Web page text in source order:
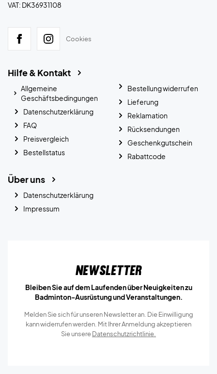
VAT: DK36931108
Cookies
Hilfe & Kontakt
Allgemeine
Geschäftsbedingungen
Datenschutzerklärung
FAQ
Preisvergleich
Bestellstatus
Bestellung widerrufen
Lieferung
Reklamation
Rücksendungen
Geschenkgutschein
Rabattcode
Über uns
Datenschutzerklärung
Impressum
Newsletter
Bleiben Sie auf dem Laufenden über Neuigkeiten zu
Badminton-Ausrüstung und Veranstaltungen.
Melden Sie sich für unseren Newsletter an. Die Einwilligung
kann widerrufen werden. Mit Ihrer Anmeldung akzeptieren
Sie unsereDatenschutzrichtlinie.